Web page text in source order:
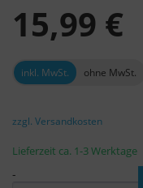
15,99 €
inkl. MwSt. ohne MwSt.
zzgl. Versandkosten
Lieferzeit ca. 1-3 Werktage
-